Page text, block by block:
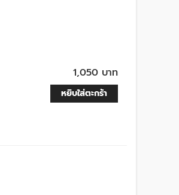
1,050 บาท
หยิบใส่ตะกร้า